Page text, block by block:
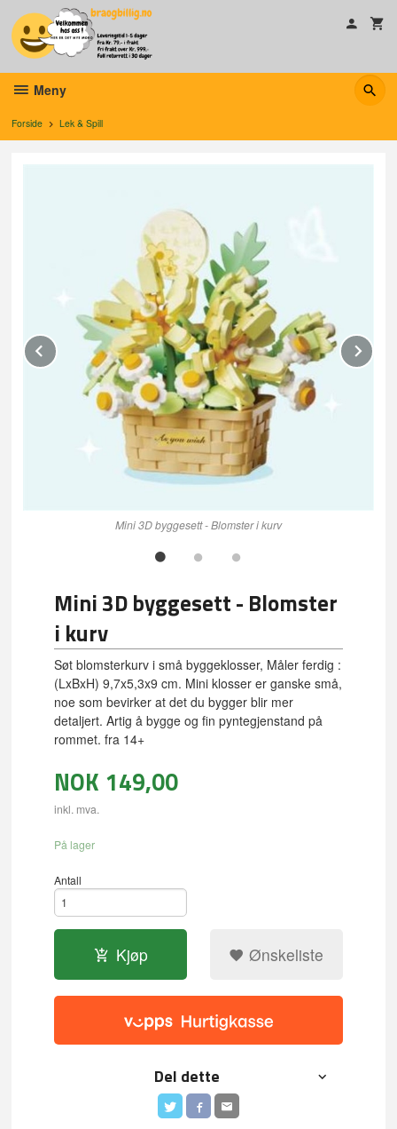
innholdet
Meny
Forside Lek & Spill
Mini 3D byggesett - Blomster i kurv
Prev
Mini 3D byggesett - Blomster
i kurv
Søt blomsterkurv i små byggeklosser, Måler ferdig :
(LxBxH) 9,7x5,3x9 cm. Mini klosser er ganske små,
noe som bevirker at det du bygger blir mer
detaljert. Artig å bygge og fin pyntegjenstand på
rommet. fra 14+
NOK 149,00
inkl. mva.
På lager
Antall
Kjøp Ønskeliste
Del dette